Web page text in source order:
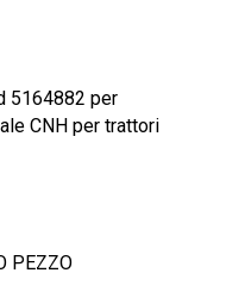
5164882 per
CNH per trattori
PEZZO